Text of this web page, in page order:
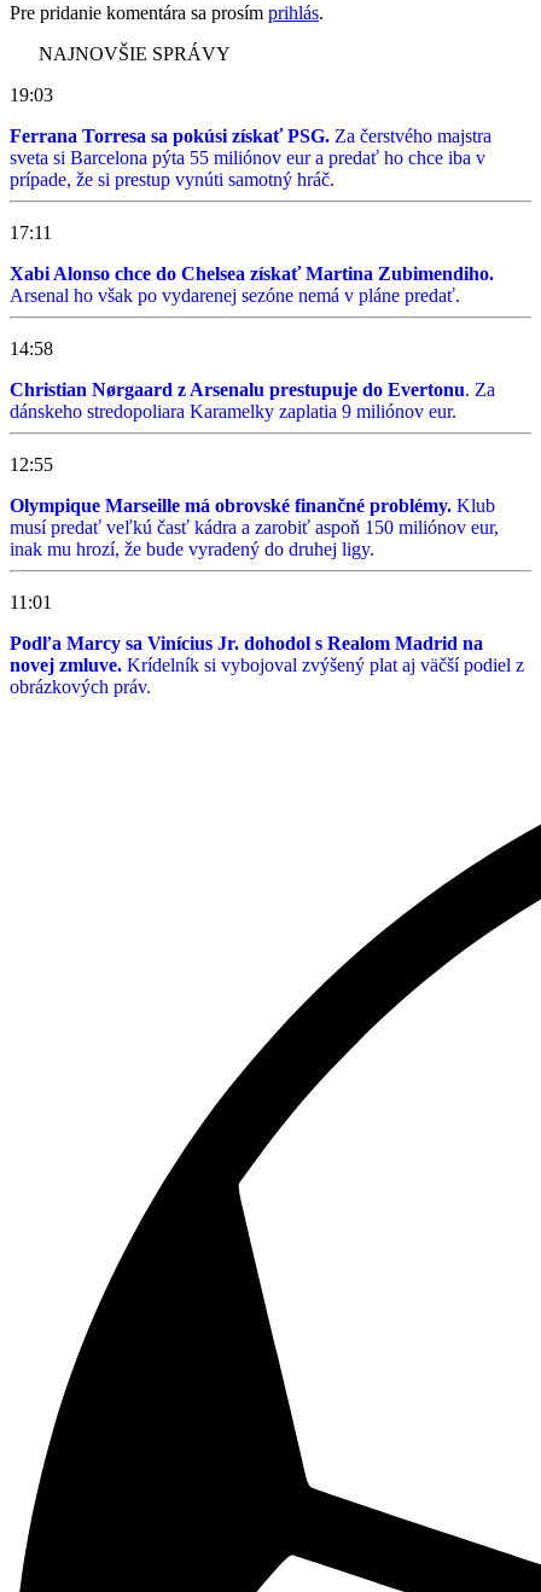
Pre pridanie komentára sa prosím prihlás.
NAJNOVŠIE SPRÁVY
19:03
Ferrana Torresa sa pokúsi získať PSG. Za čerstvého majstra
sveta si Barcelona pýta 55 miliónov eur a predať ho chce iba v
prípade, že si prestup vynúti samotný hráč.
17:11
Xabi Alonso chce do Chelsea získať Martina Zubimendiho.
Arsenal ho však po vydarenej sezóne nemá v pláne predať.
14:58
Christian Nørgaard z Arsenalu prestupuje do Evertonu. Za
dánskeho stredopoliara Karamelky zaplatia 9 miliónov eur.
12:55
Olympique Marseille má obrovské finančné problémy. Klub
musí predať veľkú časť kádra a zarobiť aspoň 150 miliónov eur,
inak mu hrozí, že bude vyradený do druhej ligy.
11:01
Podľa Marcy sa Vinícius Jr. dohodol s Realom Madrid na
novej zmluve. Krídelník si vybojoval zvýšený plat aj väčší podiel z
obrázkových práv.